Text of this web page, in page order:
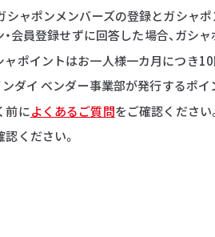
シャポンメンバーズの登録とガシャ
会員登録せずに回答した場合、ガシ
ャポイントはお一人様一カ月につき
ンダイ ベンダー事業部が発行するポイ
前によくあるご質問をご確認ください
認ください。